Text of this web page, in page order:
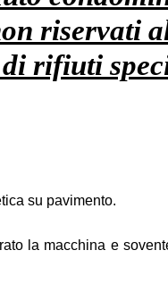
riservati
rifiuti
su pavimento.
la macchina e